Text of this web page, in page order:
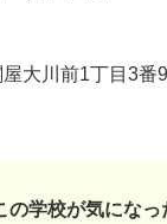
大川前1丁目3番
の学校が気になっ